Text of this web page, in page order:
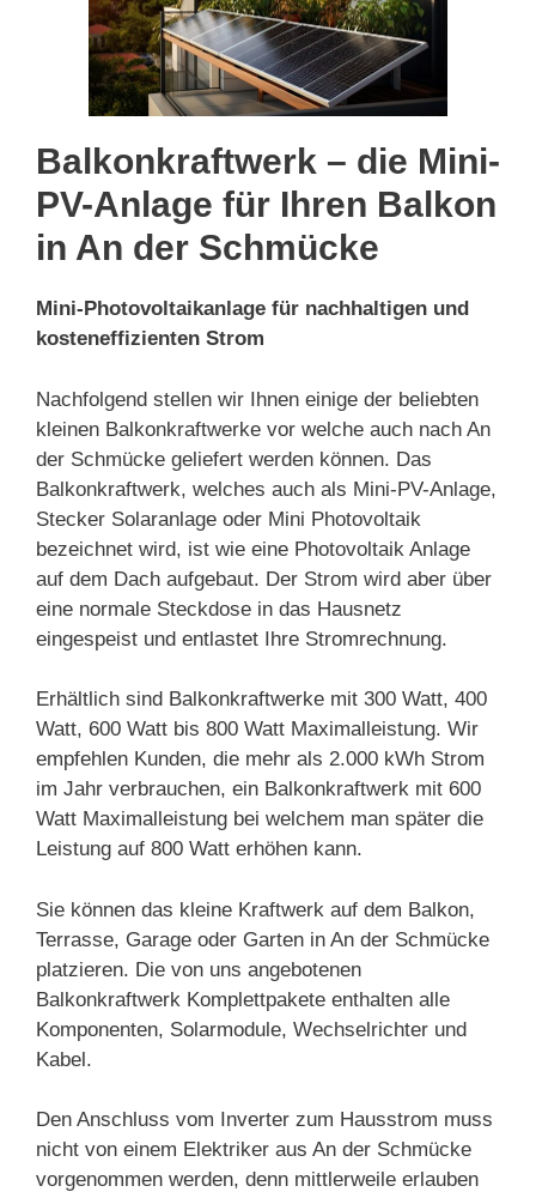
Balkonkraftwerk – die Mini-
PV-Anlage für Ihren Balkon
in An der Schmücke
Mini-Photovoltaikanlage für nachhaltigen und
kosteneffizienten Strom
Nachfolgend stellen wir Ihnen einige der beliebten
kleinen Balkonkraftwerke vor welche auch nach An
der Schmücke geliefert werden können. Das
Balkonkraftwerk, welches auch als Mini-PV-Anlage,
Stecker Solaranlage oder Mini Photovoltaik
bezeichnet wird, ist wie eine Photovoltaik Anlage
auf dem Dach aufgebaut. Der Strom wird aber über
eine normale Steckdose in das Hausnetz
eingespeist und entlastet Ihre Stromrechnung.
Erhältlich sind Balkonkraftwerke mit 300 Watt, 400
Watt, 600 Watt bis 800 Watt Maximalleistung. Wir
empfehlen Kunden, die mehr als 2.000 kWh Strom
im Jahr verbrauchen, ein Balkonkraftwerk mit 600
Watt Maximalleistung bei welchem man später die
Leistung auf 800 Watt erhöhen kann.
Sie können das kleine Kraftwerk auf dem Balkon,
Terrasse, Garage oder Garten in An der Schmücke
platzieren. Die von uns angebotenen
Balkonkraftwerk Komplettpakete enthalten alle
Komponenten, Solarmodule, Wechselrichter und
Kabel.
Den Anschluss vom Inverter zum Hausstrom muss
nicht von einem Elektriker aus An der Schmücke
vorgenommen werden, denn mittlerweile erlauben